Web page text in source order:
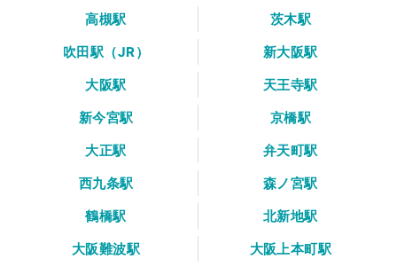
高槻駅
茨木駅
吹田駅（JR）
新大阪駅
大阪駅
天王寺駅
新今宮駅
京橋駅
大正駅
弁天町駅
西九条駅
森ノ宮駅
鶴橋駅
北新地駅
大阪難波駅
大阪上本町駅